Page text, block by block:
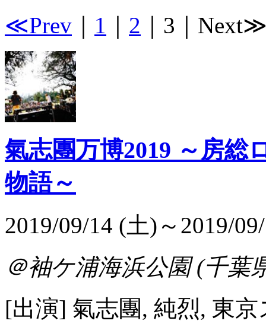
≪Prev 1 2 3
氣志團万博2019 ～房総
物語～
2019/09/14 (土)～2019/
＠袖ケ浦海浜公園 (千葉
[出演] 氣志團, 純烈, 東